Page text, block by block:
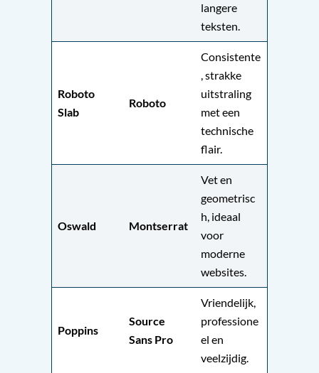
langere
teksten.
Roboto
Slab
Roboto
Consistente
, strakke
uitstraling
met een
technische
flair.
Oswald Montserrat
Vet en
geometrisc
h, ideaal
voor
moderne
websites.
Poppins
Source
Sans Pro
Vriendelijk,
professione
el en
veelzijdig.